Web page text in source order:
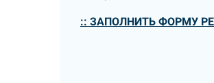
:: ЗАПОЛНИТЬ ФОРМУ